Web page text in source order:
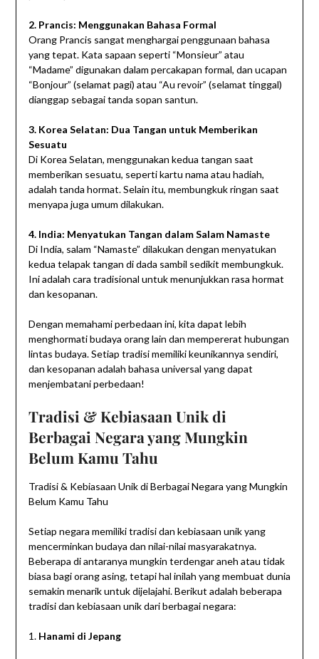
2. Prancis: Menggunakan Bahasa Formal
Orang Prancis sangat menghargai penggunaan bahasa
yang tepat. Kata sapaan seperti “Monsieur” atau
“Madame” digunakan dalam percakapan formal, dan ucapan
“Bonjour” (selamat pagi) atau “Au revoir” (selamat tinggal)
dianggap sebagai tanda sopan santun.
3. Korea Selatan: Dua Tangan untuk Memberikan
Sesuatu
Di Korea Selatan, menggunakan kedua tangan saat
memberikan sesuatu, seperti kartu nama atau hadiah,
adalah tanda hormat. Selain itu, membungkuk ringan saat
menyapa juga umum dilakukan.
4. India: Menyatukan Tangan dalam Salam Namaste
Di India, salam “Namaste” dilakukan dengan menyatukan
kedua telapak tangan di dada sambil sedikit membungkuk.
Ini adalah cara tradisional untuk menunjukkan rasa hormat
dan kesopanan.
Dengan memahami perbedaan ini, kita dapat lebih
menghormati budaya orang lain dan mempererat hubungan
lintas budaya. Setiap tradisi memiliki keunikannya sendiri,
dan kesopanan adalah bahasa universal yang dapat
menjembatani perbedaan!
Tradisi & Kebiasaan Unik di
Berbagai Negara yang Mungkin
Belum Kamu Tahu
Tradisi & Kebiasaan Unik di Berbagai Negara yang Mungkin
Belum Kamu Tahu
Setiap negara memiliki tradisi dan kebiasaan unik yang
mencerminkan budaya dan nilai-nilai masyarakatnya.
Beberapa di antaranya mungkin terdengar aneh atau tidak
biasa bagi orang asing, tetapi hal inilah yang membuat dunia
semakin menarik untuk dijelajahi. Berikut adalah beberapa
tradisi dan kebiasaan unik dari berbagai negara:
1. Hanami di Jepang